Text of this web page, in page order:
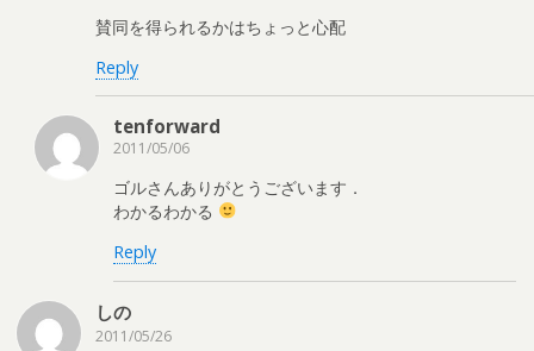
賛同を得られるかはちょっと心配
Reply
tenforward
2011/05/06
ゴルさんありがとうございます．
わかるわかる
Reply
しの
2011/05/26